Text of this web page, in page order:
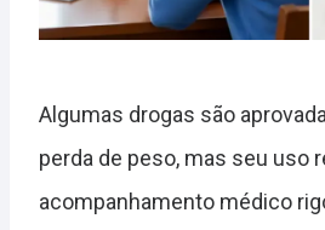
Algumas drogas são
perda de peso, mas seu uso
acompanhamento médico